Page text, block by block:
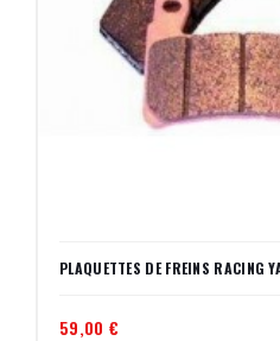
PLAQUETTES DE FREINS
59,00 €